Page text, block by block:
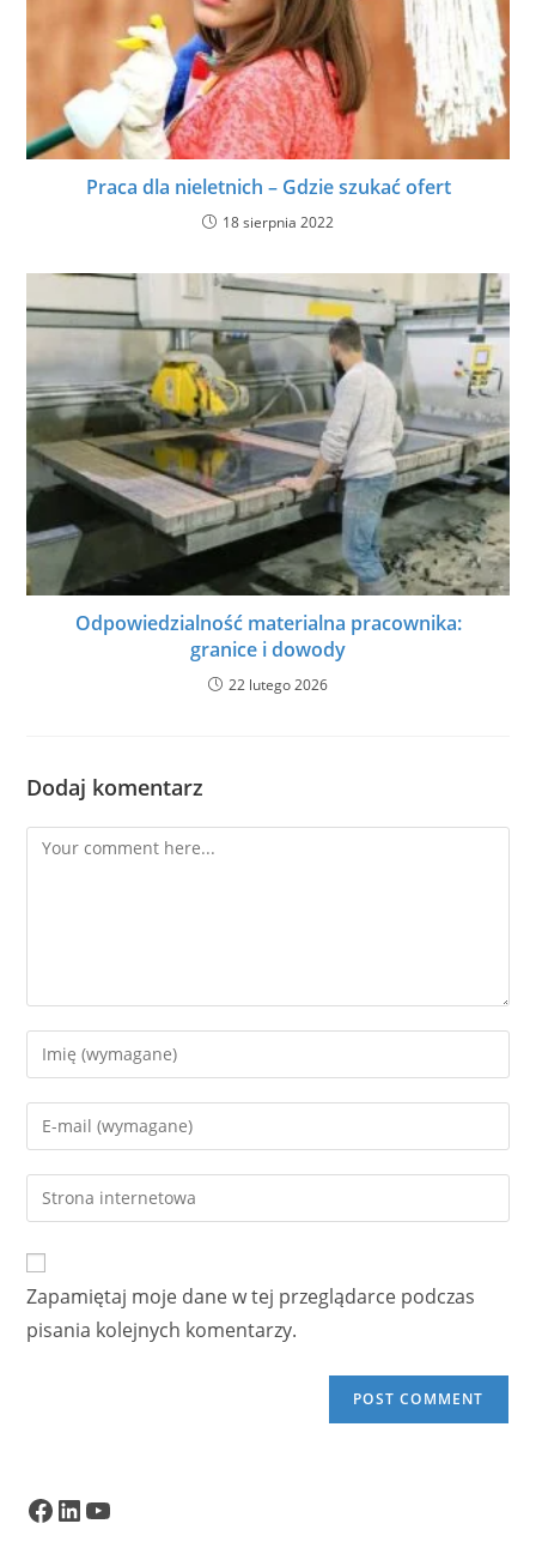
Praca dla nieletnich – Gdzie szukać ofert
18 sierpnia 2022
Odpowiedzialność materialna pracownika:
granice i dowody
22 lutego 2026
Dodaj komentarz
Comment
Enter
your
name
comment
Enter
your
email
address
Enter
your
URL
(optional)
Zapamiętaj moje dane w tej przeglądarce podczas
pisania kolejnych komentarzy.
Facebook
LinkedInYouTube